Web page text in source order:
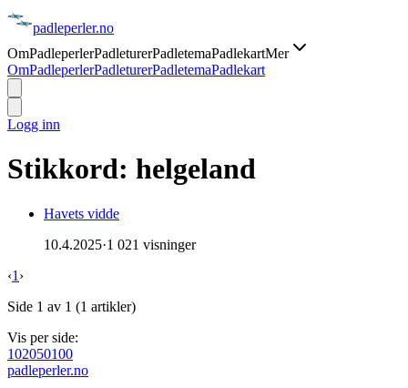
padleperler.no
OmPadleperlerPadleturerPadletemaPadlekartMer
OmPadleperlerPadleturerPadletemaPadlekart
Logg inn
Stikkord: helgeland
Havets vidde
10.4.2025·1 021 visninger
‹1 ›
Side 1 av 1 (1 artikler)
Vis per side:
102050100
padleperler.no